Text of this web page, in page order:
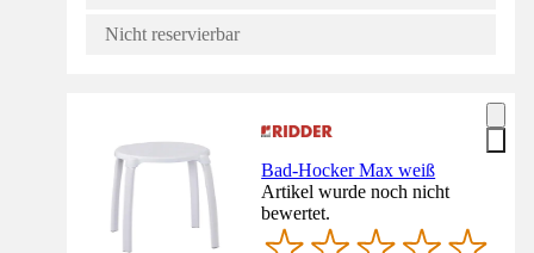
Nicht reservierbar
Bad-Hocker Max weiß
Artikel wurde noch nicht
bewertet.